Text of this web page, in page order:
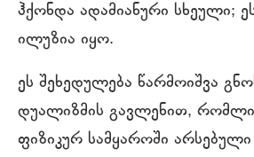
ჰქონდა ადამიანური სხეული;
ილუზია იყო.
ეს შეხედულება წარმოიშვა
დუალიზმის გავლენით,
ფიზიკურ სამყაროში